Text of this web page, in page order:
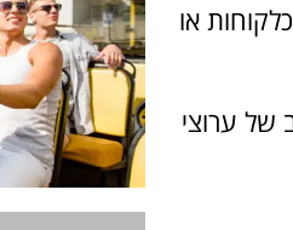
כלקוחות או
של ערוצי